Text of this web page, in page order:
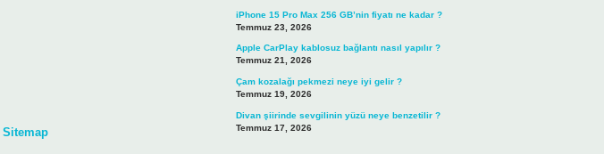
Sitemap
iPhone 15 Pro Max 256 GB’nin fiyatı ne kadar ?
Temmuz 23, 2026
Apple CarPlay kablosuz bağlantı nasıl yapılır ?
Temmuz 21, 2026
Çam kozalağı pekmezi neye iyi gelir ?
Temmuz 19, 2026
Divan şiirinde sevgilinin yüzü neye benzetilir ?
Temmuz 17, 2026